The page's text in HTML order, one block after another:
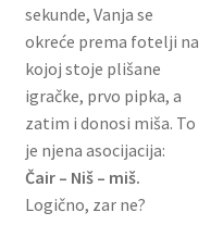
sekunde, Vanja se
okreće prema fotelji na
kojoj stoje plišane
igračke, prvo pipka, a
zatim i donosi miša. To
je njena asocijacija:
Čair – Niš – miš.
Logično, zar ne?